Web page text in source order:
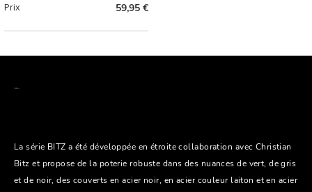
Prix 59,95 €
La série BITZ a été développée en étroite collaboration avec Christian
Bitz et propose de la poterie robuste dans des nuances de vert, de gris
et de noir, des couverts en acier noir, en acier couleur laiton et en acier